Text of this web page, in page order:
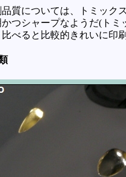
品質については、トミック
つシャープなようだ(トミ
比べると比較的きれいに印